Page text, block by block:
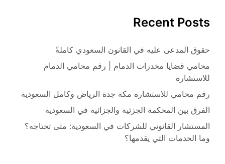
Recent Posts
حقوق المدعى عليه في القانون السعودي كاملةً
محامي قضايا مخدرات الدمام | رقم محامي الدمام
للاستشارة
رقم محامي للاستشاره مكة جدة الرياض وكامل السعودية
الفرق بين المحكمة الجزئية والجزائية في السعودية
المستشار القانوني للشركات في السعودية: متى تحتاجه؟
وما الخدمات التي يقدمها؟